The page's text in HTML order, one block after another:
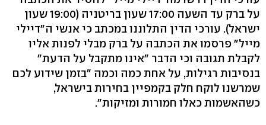
על ברק עד השעה 17:00 שעון בריטניה (19:00 שעון
ישראל). עורכי הדין התלוננו במכתב כי אנשי ה"דיילי
מייל" פרסמו את הכתבה על ברק מבלי לפנות אליו
לקבלת תגובה וכי הדבר "אינו מתקבל על הדעת"
בנסיבות רגילות, על אחת כמה וכמה "בזמן שידוע לכם
שמרשנו לוקח חלק בקמפיין בחירות בישראל,
כשהאשמות כאלו חמורות ומזיקות".